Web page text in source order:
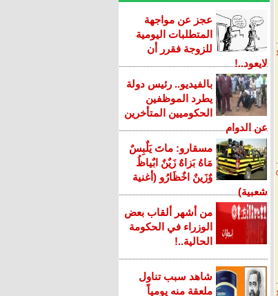
عجز عن مواجهة
المتطلبات اليومية
للزوجة فقرر أن
لايعود..!
بالفيديو.. رئيس دولة
يطرد الموظفين
الحكوميين المتأخرين
عن الدوام
مسقارو: ماتَ يَلٌبِسٌ
مَاهُ بَزاهٌ زَيٌنٌ ابٌياظُ
وٌزَينٌ اخٌظَارُو (أغنية
شعبية)
من أشهر ألقاب بعض
الوزراء في الحكومة
الحالية..!
شاهد سبب تناول
ملعقة منه يومياً